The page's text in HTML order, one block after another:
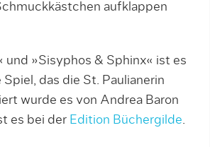
aufklappen
und »Sisyphos & Sphinx« ist es
das die St. Paulianerin
wurde es von Andrea Baron
es bei der Edition Büchergilde.